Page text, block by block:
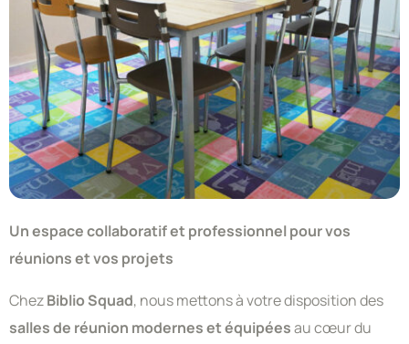
Un espace collaboratif et professionnel pour vos
réunions et vos projets
ChezBiblio Squad, nous mettons à votre disposition des
salles de réunion modernes et équipéesau cœur du